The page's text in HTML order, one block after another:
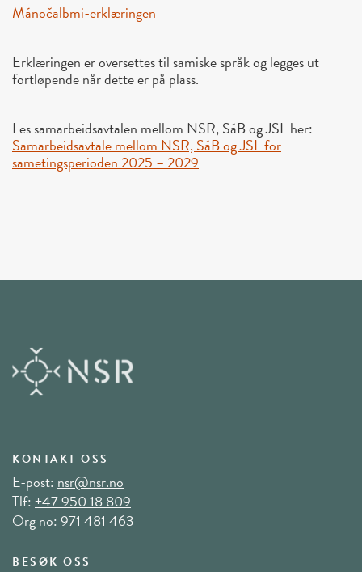
Mánočalbmi-erklæringen
Erklæringen er oversettes til samiske språk og legges ut
fortløpende når dette er på plass.
Les samarbeidsavtalen mellom NSR, SáB og JSL her:
Samarbeidsavtale mellom NSR, SáB og JSL for
sametingsperioden 2025 – 2029
KONTAKT OSS
E-post: nsr@nsr.no
Tlf:+47 950 18 809
Org no: 971 481 463
BESØK OSS